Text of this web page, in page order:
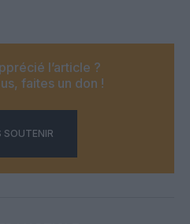
l’article ?
faites un don !
SOUTENIR